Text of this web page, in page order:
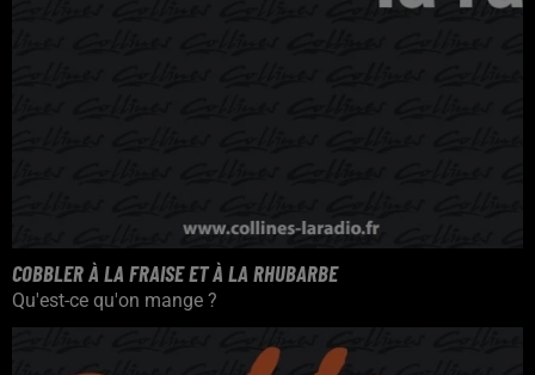
COBBLER À LA FRAISE ET À LA RHUBARBE
Qu'est-ce qu'on mange ?